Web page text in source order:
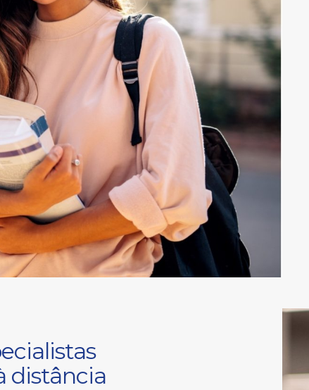
distância